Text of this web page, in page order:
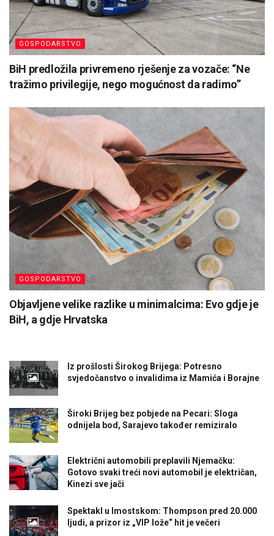
GOSPODARSTVO
BiH predložila privremeno rješenje za vozače: “Ne
tražimo privilegije, nego mogućnost da radimo”
GOSPODARSTVO
Objavljene velike razlike u minimalcima: Evo gdje je
BiH, a gdje Hrvatska
Iz prošlosti Širokog Brijega: Potresno
svjedočanstvo o invalidima iz Mamića i Borajne
Široki Brijeg bez pobjede na Pecari: Sloga
odnijela bod, Sarajevo također remiziralo
Električni automobili preplavili Njemačku:
Gotovo svaki treći novi automobil je električan,
Kinezi sve jači
Spektakl u Imostskom: Thompson pred 20.000
ljudi, a prizor iz „VIP lože“ hit je večeri